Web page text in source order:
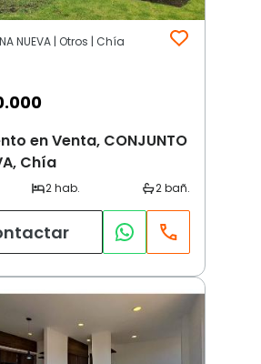
NUEVA | Otros | Chía
en Venta, CONJUNTO
Chía